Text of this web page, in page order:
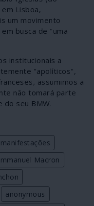
em Lisboa,
um movimento
busca de "uma
institucionais a
"apolíticos",
assumimos a
não tomará parte
do seu BMW.
manifestações
Macron
anonymous